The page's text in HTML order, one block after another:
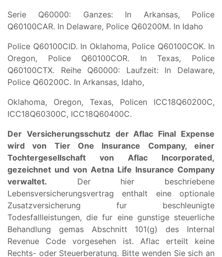
Serie Q60000: Ganzes: In Arkansas, Police
Q60100CAR. In Delaware, Police Q60200M. In Idaho
Police Q60100CID. In Oklahoma, Police Q60100COK. In
Oregon, Police Q60100COR. In Texas, Police
Q60100CTX. Reihe Q60000: Laufzeit: In Delaware,
Police Q60200C. In Arkansas, Idaho,
Oklahoma, Oregon, Texas, Policen ICC18Q60200C,
ICC18Q60300C, ICC18Q60400C.
Der Versicherungsschutz der Aflac Final Expense
wird von Tier One Insurance Company, einer
Tochtergesellschaft von Aflac Incorporated,
gezeichnet und von Aetna Life Insurance Company
verwaltet. Der hier beschriebene
Lebensversicherungsvertrag enthalt eine optionale
Zusatzversicherung fur beschleunigte
Todesfallleistungen, die fur eine gunstige steuerliche
Behandlung gemas Abschnitt 101(g) des Internal
Revenue Code vorgesehen ist. Aflac erteilt keine
Rechts- oder Steuerberatung. Bitte wenden Sie sich an